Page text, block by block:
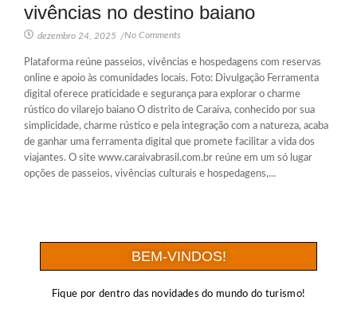
vivências no destino baiano
dezembro 24, 2025 /No Comments
Plataforma reúne passeios, vivências e hospedagens com reservas
online e apoio às comunidades locais. Foto: Divulgação Ferramenta
digital oferece praticidade e segurança para explorar o charme
rústico do vilarejo baiano O distrito de Caraíva, conhecido por sua
simplicidade, charme rústico e pela integração com a natureza, acaba
de ganhar uma ferramenta digital que promete facilitar a vida dos
viajantes. O site www.caraivabrasil.com.br reúne em um só lugar
opções de passeios, vivências culturais e hospedagens,...
BEM-VINDOS!
Fique por dentro das novidades do mundo do turismo!